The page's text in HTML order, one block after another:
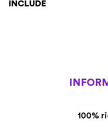
INCLUDE
100%